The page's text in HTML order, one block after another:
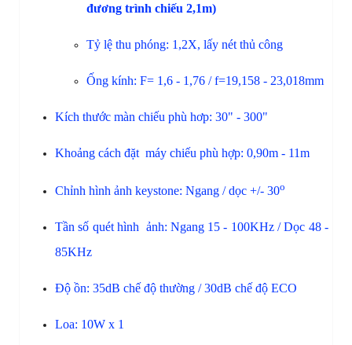
đương trình chiếu 2,1m)
Tỷ lệ thu phóng: 1,2X, lấy nét thủ công
Ống kính: F= 1,6 - 1,76 / f=19,158 - 23,018mm
Kích thước màn chiếu phù hơp: 30" - 300"
Khoảng cách đặt máy chiếu phù hợp: 0,90m - 11m
Chỉnh hình ảnh keystone: Ngang / dọc +/- 30o
Tần số quét hình ảnh: Ngang 15 - 100KHz / Dọc 48 -
85KHz
Độ ồn: 35dB chế độ thường / 30dB chế độ ECO
Loa: 10W x 1